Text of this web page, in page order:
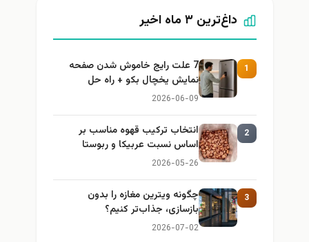
داغ‌ترین ۳ ماه اخیر
1
7 علت رایج خاموش شدن صفحه
نمایش یخچال بکو + راه حل
2026-06-09
2
انتخاب ترکیب قهوه مناسب بر
اساس نسبت عربیکا و ربوستا
2026-05-26
3
چگونه ویترین مغازه را بدون
بازسازی، جذاب‌تر کنیم؟
2026-07-02